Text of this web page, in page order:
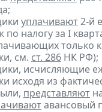
уплачивают2-й
налогу за I
только
см. ст. 286 НК РФ);
исчисляющие
исходя из
представляют
авансовый